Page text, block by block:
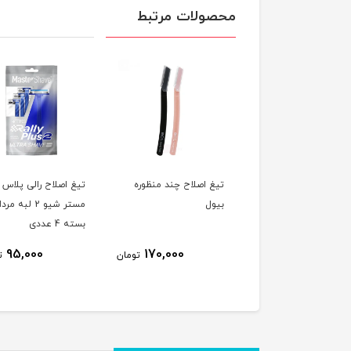
محصولات مرتبط
تیغ اصلاح چند منظوره
بیول
170,000 تومان
مستر شیو 2 لبه
بسته 4 عددی
95,000